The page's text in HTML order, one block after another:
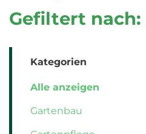
Gefiltert
Kategorien
Alle anzeigen
Gartenbau